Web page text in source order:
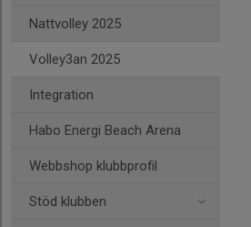
Nattvolley 2025
Volley3an 2025
Integration
Habo Energi Beach Arena
Webbshop klubbprofil
Stöd klubben